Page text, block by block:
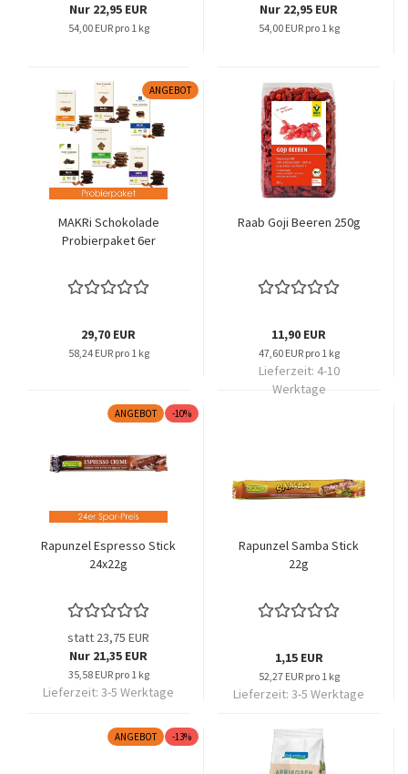
Nur 22,95 EUR
54,00 EUR pro 1 kg
Nur 22,95 EUR
54,00 EUR pro 1 kg
ANGEBOT
MAKRi Schokolade
Probierpaket 6er
29,70 EUR
58,24 EUR pro 1 kg
Raab Goji Beeren 250g
11,90 EUR
47,60 EUR pro 1 kg
Lieferzeit: 4-10
Werktage
ANGEBOT -10%
Rapunzel Espresso Stick
24x22g
statt 23,75 EUR
Nur 21,35 EUR
35,58 EUR pro 1 kg
Lieferzeit: 3-5 Werktage
Rapunzel Samba Stick
22g
1,15 EUR
52,27 EUR pro 1 kg
Lieferzeit: 3-5 Werktage
ANGEBOT -13%